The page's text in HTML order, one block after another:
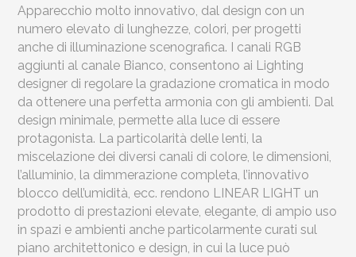
Apparecchio molto innovativo, dal design con un
numero elevato di lunghezze, colori, per progetti
anche di illuminazione scenografica. I canali RGB
aggiunti al canale Bianco, consentono ai Lighting
designer di regolare la gradazione cromatica in modo
da ottenere una perfetta armonia con gli ambienti. Dal
design minimale, permette alla luce di essere
protagonista. La particolarità delle lenti, la
miscelazione dei diversi canali di colore, le dimensioni,
l’alluminio, la dimmerazione completa, l’innovativo
blocco dell’umidità, ecc. rendono LINEAR LIGHT un
prodotto di prestazioni elevate, elegante, di ampio uso
in spazi e ambienti anche particolarmente curati sul
piano architettonico e design, in cui la luce può